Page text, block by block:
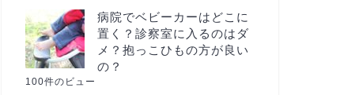
病院でベビーカーはどこに
置く？診察室に入るのはダ
メ？抱っこひもの方が良い
の？
100件のビュー